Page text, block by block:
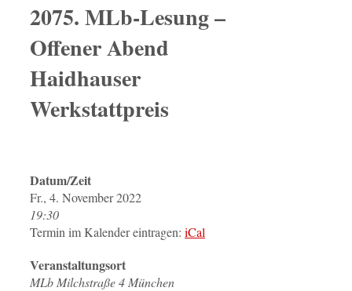
2075. MLb-Lesung –
Offener Abend
Haidhauser
Werkstattpreis
Datum/Zeit
Fr., 4. November 2022
19:30
Termin im Kalender eintragen: iCal
Veranstaltungsort
MLb Milchstraße 4 München